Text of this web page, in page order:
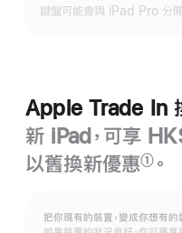
鍵盤可能會與 iPad Pro 分開
更
Apple Trade In
新 iPad，可享
以舊換新優惠①。
把你現有的裝置，變成你想有的